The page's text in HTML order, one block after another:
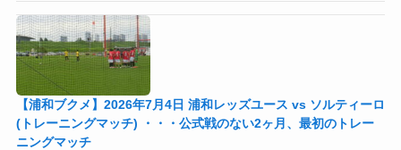
【浦和ブクメ】2026年7月4日 浦和レッズユース vs ソルティーロ
(トレーニングマッチ) ・・・公式戦のない2ヶ月、最初のトレー
ニングマッチ